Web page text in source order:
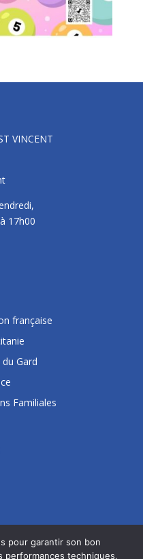
VINCENT
17h00
française
Gard
Familiales
pour garantir son bon
techniques,